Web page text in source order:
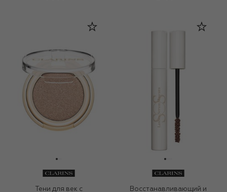
Тени для век с Восстанавливающий и